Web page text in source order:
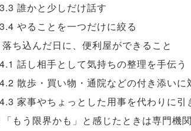
3.3 誰かと少しだけ話す
3.4 やることを一つだけに絞る
落ち込んだ日に、便利屋ができること
4.1 話し相手として気持ちの整理を手伝う
4.2 散歩・買い物・通院などの付き添いに
4.3 家事やちょっとした用事を代わりに引
「もう限界かも」と感じたときは専門機